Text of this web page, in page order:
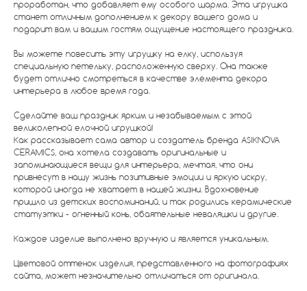
проработан, что добавляет ему особого шарма. Эта игрушка
станет отличным дополнением к декору вашего дома и
подарит вам и вашим гостям ощущение настоящего праздника.
Вы можете повесить эту игрушку на елку, используя
специальную петельку, расположенную сверху. Она также
будет отлично смотреться в качестве элемента декора
интерьера в любое время года.
Сделайте ваш праздник ярким и незабываемым с этой
великолепной елочной игрушкой!
Как рассказывает сама автор и создатель бренда ASIKNOVA
CERAMICS, она хотела создавать оригинальные и
запоминающиеся вещи для интерьера, мечтая, что они
привнесут в нашу жизнь позитивные эмоции и яркую искру,
которой иногда не хватает в нашей жизни. Вдохновение
пришло из детских воспоминаний, и так родились керамические
статуэтки - огненный конь, обаятельные неваляшки и другие.
Каждое изделие выполнено вручную и является уникальным.
Цветовой оттенок изделия, представленного на фотографиях
сайта, может незначительно отличаться от оригинала.